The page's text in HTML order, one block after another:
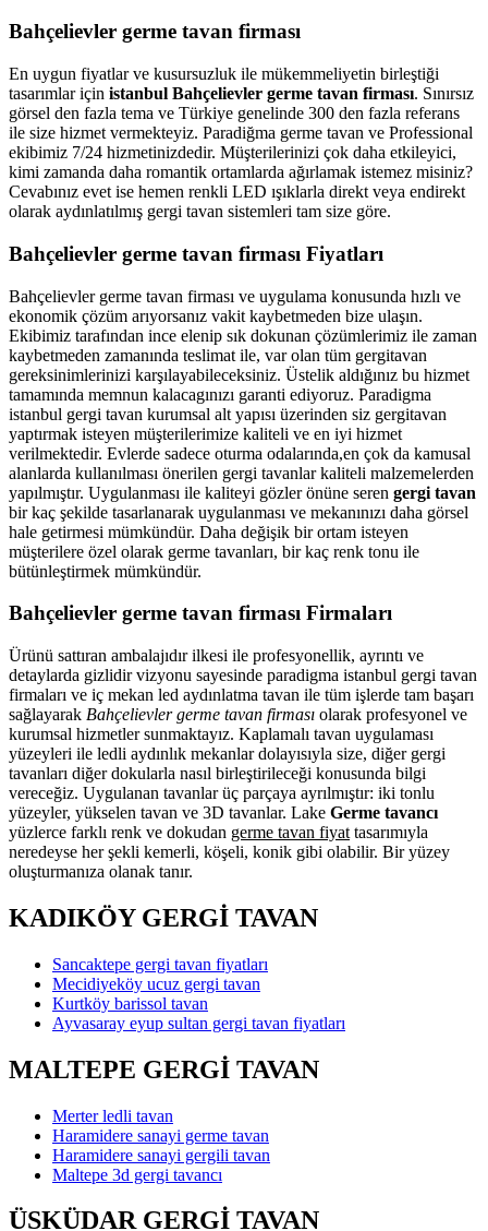
Bahçelievler germe tavan firması
En uygun fiyatlar ve kusursuzluk ile mükemmeliyetin birleştiği
tasarımlar için istanbul Bahçelievler germe tavan firması. Sınırsız
görsel den fazla tema ve Türkiye genelinde 300 den fazla referans
ile size hizmet vermekteyiz. Paradiğma germe tavan ve Professional
ekibimiz 7/24 hizmetinizdedir. Müşterilerinizi çok daha etkileyici,
kimi zamanda daha romantik ortamlarda ağırlamak istemez misiniz?
Cevabınız evet ise hemen renkli LED ışıklarla direkt veya endirekt
olarak aydınlatılmış gergi tavan sistemleri tam size göre.
Bahçelievler germe tavan firması Fiyatları
Bahçelievler germe tavan firması ve uygulama konusunda hızlı ve
ekonomik çözüm arıyorsanız vakit kaybetmeden bize ulaşın.
Ekibimiz tarafından ince elenip sık dokunan çözümlerimiz ile zaman
kaybetmeden zamanında teslimat ile, var olan tüm gergitavan
gereksinimlerinizi karşılayabileceksiniz. Üstelik aldığınız bu hizmet
tamamında memnun kalacagınızı garanti ediyoruz. Paradigma
istanbul gergi tavan kurumsal alt yapısı üzerinden siz gergitavan
yaptırmak isteyen müşterilerimize kaliteli ve en iyi hizmet
verilmektedir. Evlerde sadece oturma odalarında,en çok da kamusal
alanlarda kullanılması önerilen gergi tavanlar kaliteli malzemelerden
yapılmıştır. Uygulanması ile kaliteyi gözler önüne seren gergi tavan
bir kaç şekilde tasarlanarak uygulanması ve mekanınızı daha görsel
hale getirmesi mümkündür. Daha değişik bir ortam isteyen
müşterilere özel olarak germe tavanları, bir kaç renk tonu ile
bütünleştirmek mümkündür.
Bahçelievler germe tavan firması Firmaları
Ürünü sattıran ambalajıdır ilkesi ile profesyonellik, ayrıntı ve
detaylarda gizlidir vizyonu sayesinde paradigma istanbul gergi tavan
firmaları ve iç mekan led aydınlatma tavan ile tüm işlerde tam başarı
sağlayarak Bahçelievler germe tavan firması olarak profesyonel ve
kurumsal hizmetler sunmaktayız. Kaplamalı tavan uygulaması
yüzeyleri ile ledli aydınlık mekanlar dolayısıyla size, diğer gergi
tavanları diğer dokularla nasıl birleştirileceği konusunda bilgi
vereceğiz. Uygulanan tavanlar üç parçaya ayrılmıştır: iki tonlu
yüzeyler, yükselen tavan ve 3D tavanlar. Lake Germe tavancı
yüzlerce farklı renk ve dokudan germe tavan fiyat tasarımıyla
neredeyse her şekli kemerli, köşeli, konik gibi olabilir. Bir yüzey
oluşturmanıza olanak tanır.
KADIKÖY GERGİ TAVAN
Sancaktepe gergi tavan fiyatları
Mecidiyeköy ucuz gergi tavan
Kurtköy barissol tavan
Ayvasaray eyup sultan gergi tavan fiyatları
MALTEPE GERGİ TAVAN
Merter ledli tavan
Haramidere sanayi germe tavan
Haramidere sanayi gergili tavan
Maltepe 3d gergi tavancı
ÜSKÜDAR GERGİ TAVAN